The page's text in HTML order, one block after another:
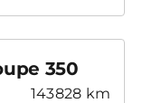
350
143828 km